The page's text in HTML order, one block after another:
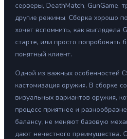
серверы, DeathMatch, GunGame,
другие режимы. Сборка хорошо
хочет вспомнить, как выглядела
старте, или просто попробовать
понятный клиент.
Одной из важных особенностей
кастомизация оружия. В сборке
визуальных вариантов оружия,
процесс приятнее и
балансу, не меняют базовую
дают нечестного преимущества.